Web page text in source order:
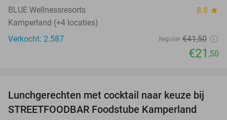
BLUE Wellnessresorts 8.8 star
Kamperland (+4 locaties)
Verkocht: 2.587
Regulier €41,50
€21 ,50
41%
Lunchgerechten met cocktail naar keuze bij
STREETFOODBAR Foodstube Kamperland